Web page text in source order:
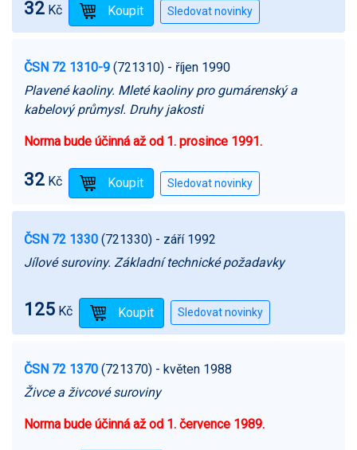
32 Kč
ČSN 72 1310-9 (721310) - říjen 1990
Plavené kaoliny. Mleté kaoliny pro gumárenský a
kabelový průmysl. Druhy jakosti
Norma bude účinná až od 1. prosince 1991.
32 Kč
ČSN 72 1330 (721330) - září 1992
Jílové suroviny. Základní technické požadavky
125 Kč
ČSN 72 1370 (721370) - květen 1988
Živce a živcové suroviny
Norma bude účinná až od 1. července 1989.